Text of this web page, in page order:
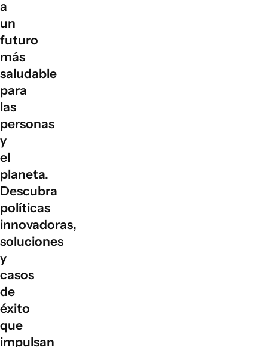
a
un
futuro
más
saludable
para
las
personas
y
el
planeta.
Descubra
políticas
innovadoras,
soluciones
y
casos
de
éxito
que
impulsan